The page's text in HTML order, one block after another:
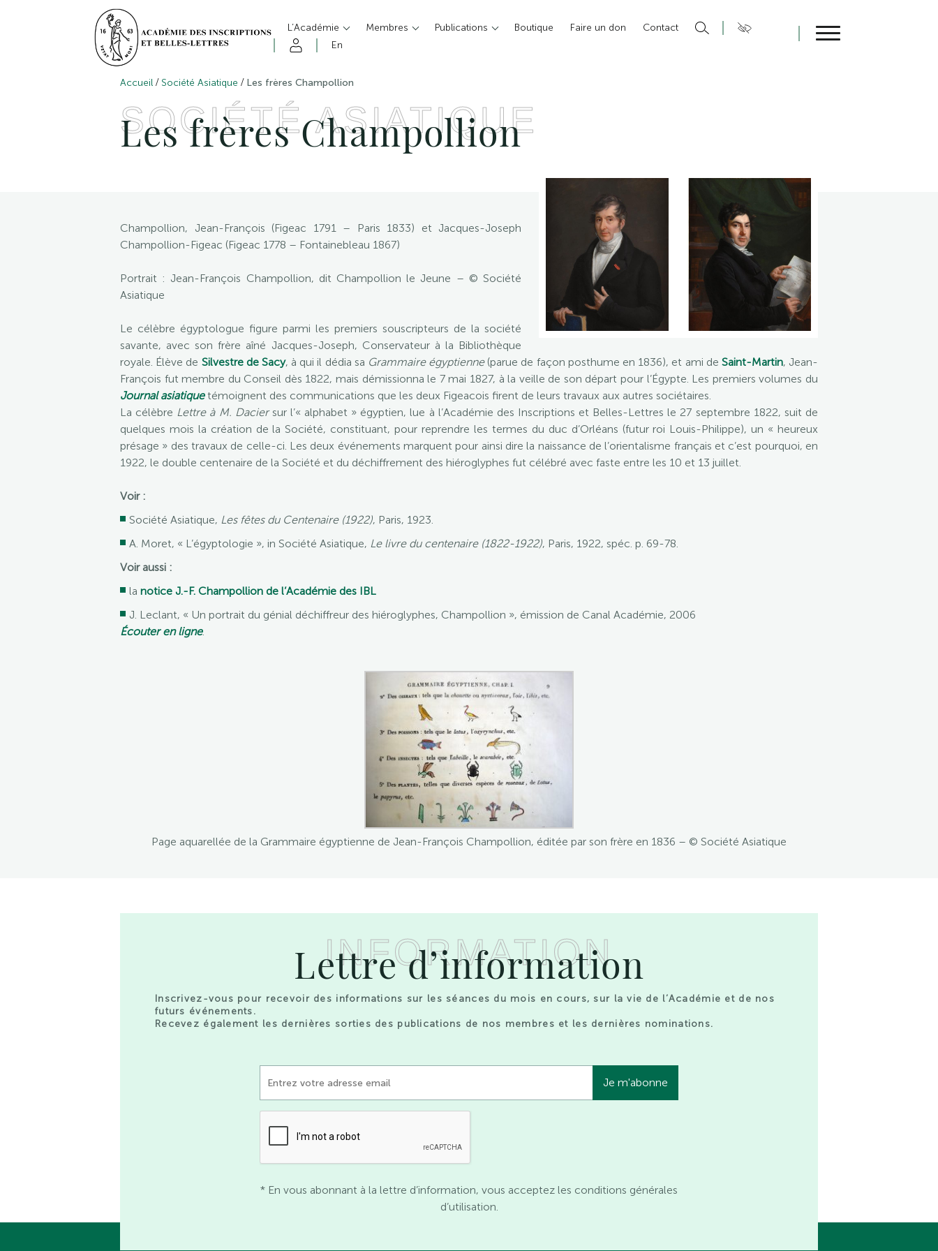
L’Académie Membres Publications Boutique Faire un don
Contact
En
Accueil / Société Asiatique / Les frères Champollion
SOCIÉTÉ ASIATIQUE
Les frères Champollion
Champollion, Jean-François (Figeac 1791 – Paris 1833) et Jacques-Joseph
Champollion-Figeac (Figeac 1778 – Fontainebleau 1867)
Portrait : Jean-François Champollion, dit Champollion le Jeune – © Société
Asiatique
Le célèbre égyptologue figure parmi les premiers souscripteurs de la société
savante, avec son frère aîné Jacques-Joseph, Conservateur à la Bibliothèque
royale. Élève de Silvestre de Sacy, à qui il dédia sa Grammaire égyptienne(parue de façon posthume en 1836), et ami de Saint-Martin, Jean-
François fut membre du Conseil dès 1822, mais démissionna le 7 mai 1827, à la veille de son départ pour l’Égypte. Les premiers volumes du
Journal asiatiquetémoignent des communications que les deux Figeacois firent de leurs travaux aux autres sociétaires.
La célèbre Lettre à M. Daciersur l’« alphabet » égyptien, lue à l’Académie des Inscriptions et Belles-Lettres le 27 septembre 1822, suit de
quelques mois la création de la Société, constituant, pour reprendre les termes du duc d’Orléans (futur roi Louis-Philippe), un « heureux
présage » des travaux de celle-ci. Les deux événements marquent pour ainsi dire la naissance de l’orientalisme français et c’est pourquoi, en
1922, le double centenaire de la Société et du déchiffrement des hiéroglyphes fut célébré avec faste entre les 10 et 13 juillet.
Voir :
Société Asiatique, Les fêtes du Centenaire (1922), Paris, 1923.
A. Moret, « L’égyptologie », in Société Asiatique, Le livre du centenaire (1822-1922), Paris, 1922, spéc. p. 69-78.
Voir aussi :
la notice J.-F. Champollion de l’Académie des IBL
J. Leclant, « Un portrait du génial déchiffreur des hiéroglyphes, Champollion », émission de Canal Académie, 2006
Écouter en ligne.
Page aquarellée de la Grammaire égyptienne de Jean-François Champollion, éditée par son frère en 1836 – © Société Asiatique
INFORMATION
Lettre d’information
Inscrivez-vous pour recevoir des informations sur les séances du mois en cours, sur la vie de l’Académie et de nos
futurs événements.
Recevez également les dernières sorties des publications de nos membres et les dernières nominations.
* En vous abonnant à la lettre d’information, vous acceptez les conditions générales
d’utilisation.